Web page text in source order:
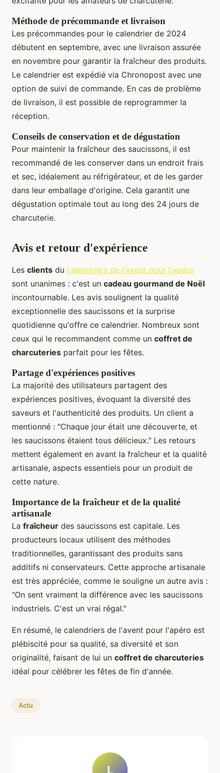
Méthode de précommande et livraison
Les précommandes pour le calendrier de 2024
débutent en septembre, avec une livraison assurée
en novembre pour garantir la fraîcheur des produits.
Le calendrier est expédié via Chronopost avec une
option de suivi de commande. En cas de problème
de livraison, il est possible de reprogrammer la
réception.
Conseils de conservation et de dégustation
Pour maintenir la fraîcheur des saucissons, il est
recommandé de les conserver dans un endroit frais
et sec, idéalement au réfrigérateur, et de les garder
dans leur emballage d'origine. Cela garantit une
dégustation optimale tout au long des 24 jours de
charcuterie.
Avis et retour d'expérience
Les clients du calendriers de l'avent pour l'apéro
sont unanimes : c'est un cadeau gourmand de Noël
incontournable. Les avis soulignent la qualité
exceptionnelle des saucissons et la surprise
quotidienne qu'offre ce calendrier. Nombreux sont
ceux qui le recommandent comme un coffret de
charcuteries parfait pour les fêtes.
Partage d'expériences positives
La majorité des utilisateurs partagent des
expériences positives, évoquant la diversité des
saveurs et l'authenticité des produits. Un client a
mentionné : "Chaque jour était une découverte, et
les saucissons étaient tous délicieux." Les retours
mettent également en avant la fraîcheur et la qualité
artisanale, aspects essentiels pour un produit de
cette nature.
Importance de la fraîcheur et de la qualité
artisanale
La fraîcheur des saucissons est capitale. Les
producteurs locaux utilisent des méthodes
traditionnelles, garantissant des produits sans
additifs ni conservateurs. Cette approche artisanale
est très appréciée, comme le souligne un autre avis :
"On sent vraiment la différence avec les saucissons
industriels. C'est un vrai régal."
En résumé, le calendriers de l'avent pour l'apéro est
plébiscité pour sa qualité, sa diversité et son
originalité, faisant de lui un coffret de charcuteries
idéal pour célébrer les fêtes de fin d'année.
Actu
L